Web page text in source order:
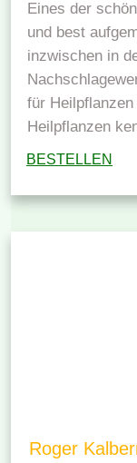
Eines der
und best
inzwischen in
für
Heilpflanzen
BESTELLEN
Roger